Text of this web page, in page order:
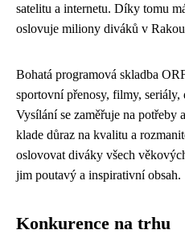
satelitu a internetu. Díky tomu
oslovuje miliony diváků v
Bohatá programová skladba
sportovní přenosy, filmy, seriály,
Vysílání se zaměřuje na potřeby
klade důraz na kvalitu a
oslovovat diváky všech
jim poutavý a inspirativní obsah.
Konkurence na trhu